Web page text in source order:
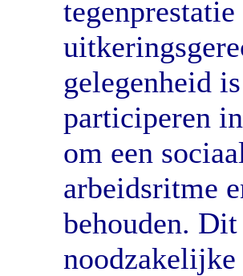
gelegenheid
participeren
om een
arbeidsritme
behouden.
noodzakelijke